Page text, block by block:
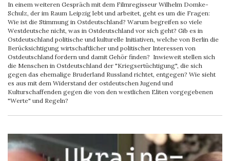
In einem weiteren Gespräch mit dem Filmregisseur Wilhelm Domke-
Schulz, der im Raum Leipzig lebt und arbeitet, geht es um die Fragen:
Wie ist die Stimmung in Ostdeutschland? Warum begreifen so viele
Westdeutsche nicht, was in Ostdeutschland vor sich geht? Gib es in
Ostdeutschland politische und kulturelle Initiativen, welche von Berlin die
Berücksichtigung wirtschaftlicher und politischer Interessen von
Ostdeutschland fordern und damit Gehör finden? Inwieweit stellen sich
die Menschen in Ostdeutschland der "Kriegsertüchtigung", die sich
gegen das ehemalige Bruderland Russland richtet, entgegen? Wie sieht
es aus mit dem Widerstand der ostdeutschen Jugend und
Kulturschaffenden gegen die von den westlichen Eliten vorgegebenen
"Werte" und Regeln?